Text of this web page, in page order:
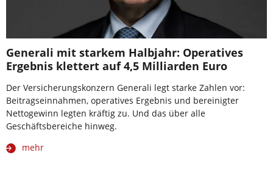
Generali mit starkem Halbjahr: Operatives
Ergebnis klettert auf 4,5 Milliarden Euro
Der Versicherungskonzern Generali legt starke Zahlen vor:
Beitragseinnahmen, operatives Ergebnis und bereinigter
Nettogewinn legten kräftig zu. Und das über alle
Geschäftsbereiche hinweg.
mehr